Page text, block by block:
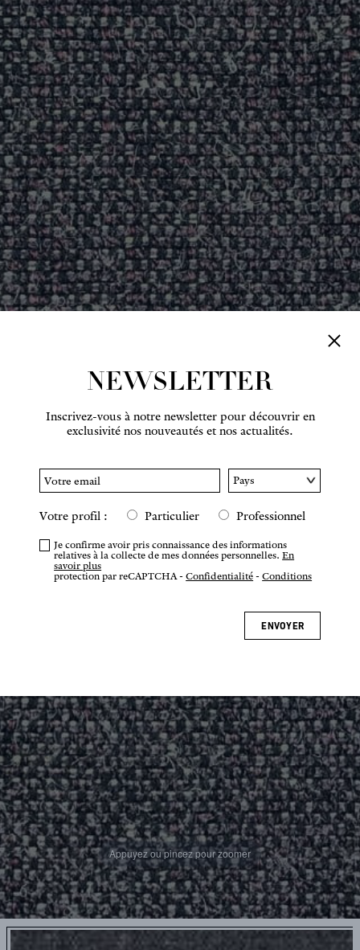
Appuyez ou pincez pour zoomer
NEWSLETTER
Inscrivez-vous à notre newsletter pour découvrir en
exclusivité nos nouveautés et nos actualités.
Votre profil : Particulier Professionnel
Je confirme avoir pris connaissance des informations
relatives à la collecte de mes données personnelles.En
savoir plus
protection par reCAPTCHA -Confidentialité -Conditions
ENVOYER